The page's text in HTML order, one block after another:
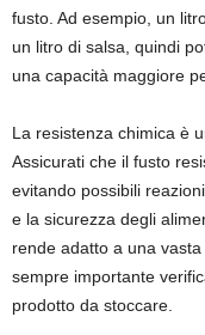
fusto. Ad esempio, un
un litro di salsa, quindi
una capacità maggiore
La resistenza chimica è
Assicurati che il fusto
evitando possibili
e la sicurezza degli
rende adatto a una
sempre importante
prodotto da stoccare.